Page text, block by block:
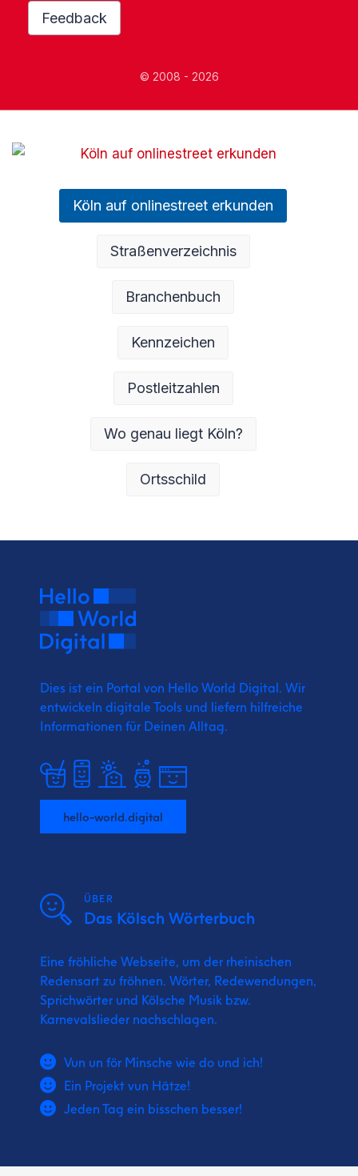
Feedback
© 2008 - 2026
Köln auf onlinestreet erkunden
Straßenverzeichnis
Branchenbuch
Kennzeichen
Postleitzahlen
Wo genau liegt Köln?
Ortsschild
Dies ist ein Portal von Hello World Digital. Wir
entwickeln digitale Tools und liefern hilfreiche
Informationen für Deinen Alltag.
hello-world.digital
ÜBER
Das Kölsch Wörterbuch
Eine fröhliche Webseite, um der rheinischen
Redensart zu fröhnen. Wörter, Redewendungen,
Sprichwörter und Kölsche Musik bzw.
Karnevalslieder nachschlagen.
Vun un för Minsche wie do und ich!
Ein Projekt vun Hätze!
Jeden Tag ein bisschen besser!